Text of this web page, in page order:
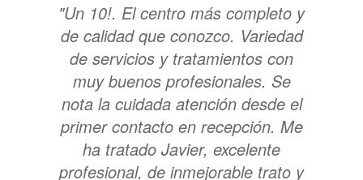
"Un 10!. El centro más completo y
de calidad que conozco. Variedad
de servicios y tratamientos con
muy buenos profesionales. Se
nota la cuidada atención desde el
primer contacto en recepción. Me
ha tratado Javier, excelente
profesional, de inmejorable trato y